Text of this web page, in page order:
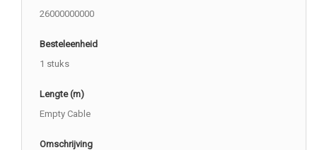
26000000000
Besteleenheid
1 stuks
Lengte (m)
Empty Cable
Omschrijving